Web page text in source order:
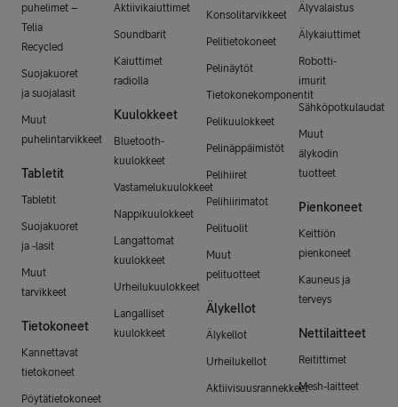
puhelimet –
Telia
Recycled
Suojakuoret
ja suojalasit
Muut
puhelintarvikkeet
Tabletit
Tabletit
Suojakuoret
ja -lasit
Muut
tarvikkeet
Tietokoneet
Kannettavat
tietokoneet
Pöytätietokoneet
Aktiivikaiuttimet
Soundbarit
Kaiuttimet
radiolla
Kuulokkeet
Bluetooth-
kuulokkeet
Vastamelukuulokkeet
Nappikuulokkeet
Langattomat
kuulokkeet
Urheilukuulokkeet
Langalliset
kuulokkeet
Konsolitarvikkeet
Pelitietokoneet
Pelinäytöt
Tietokonekomponentit
Pelikuulokkeet
Pelinäppäimistöt
Pelihiiret
Pelihiirimatot
Pelituolit
Muut
pelituotteet
Älykellot
Älykellot
Urheilukellot
Aktiivisuusrannekkeet
Älyvalaistus
Älykaiuttimet
Robotti-
imurit
Sähköpotkulaudat
Muut
älykodin
tuotteet
Pienkoneet
Keittiön
pienkoneet
Kauneus ja
terveys
Nettilaitteet
Reitittimet
Mesh-laitteet